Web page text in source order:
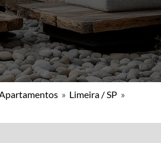
» Limeira / SP »